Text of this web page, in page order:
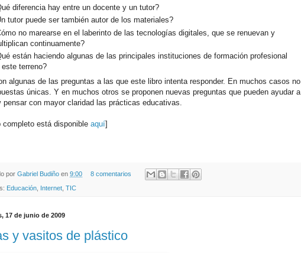
diferencia hay entre un docente y un tutor?
tutor puede ser también autor de los materiales?
no marearse en el laberinto de las tecnologías digitales, que se renuevan y
continuamente?
están haciendo algunas de las principales instituciones de formación profesional
este terreno?
algunas de las preguntas a las que este libro intenta responder. En muchos casos no
únicas. Y en muchos otros se proponen nuevas preguntas que pueden ayudar a
pensar con mayor claridad las prácticas educativas.
completo está disponible aquí]
por Gabriel Budiño en 9:00 8 comentarios
Educación Internet TIC
17 de junio de 2009
y vasitos de plástico